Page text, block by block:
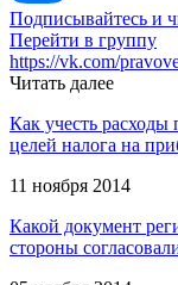
Подписывайтесь и
Перейти в группу
https://vk.com/
Читать далее
Как учесть расходы
целей налога на
11 ноября 2014
Какой документ
стороны